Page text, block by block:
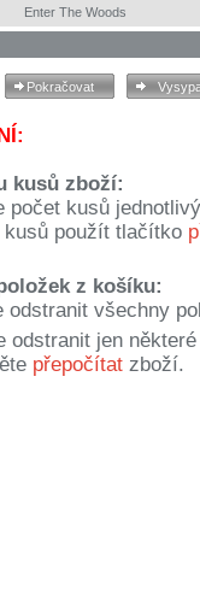
Enter The Woods
kusů zboží:
počet kusů
kusů použít tlačítko
z košíku:
odstranit všechny
odstranit jen
přepočítat zboží.